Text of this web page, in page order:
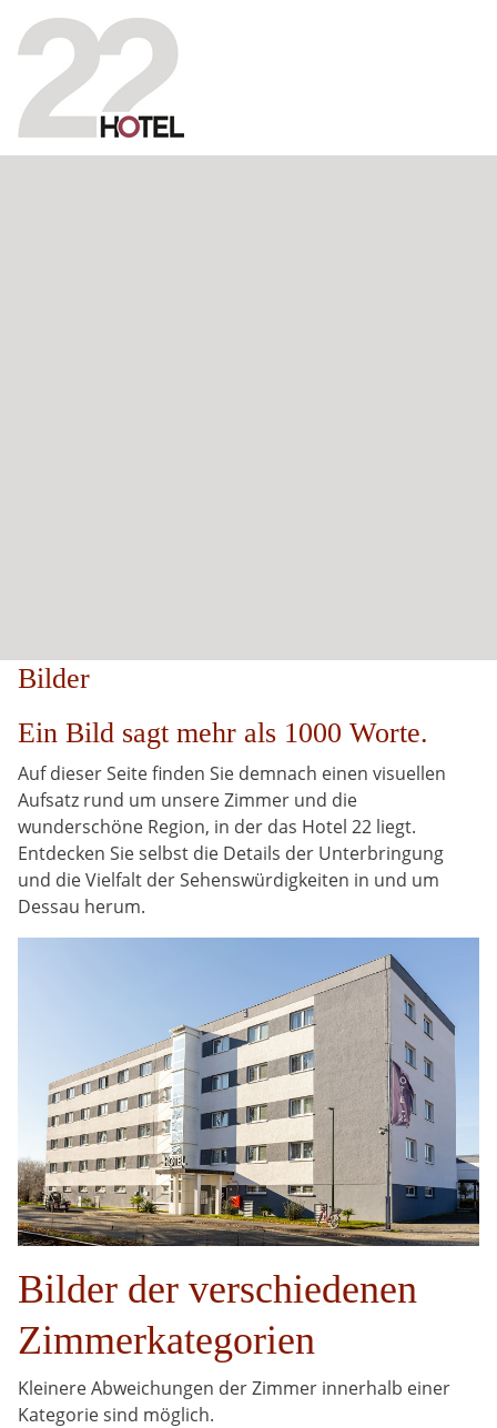
Bilder
Ein Bild sagt mehr als 1000 Worte.
Auf dieser Seite finden Sie demnach einen visuellen
Aufsatz rund um unsere Zimmer und die
wunderschöne Region, in der das Hotel 22 liegt.
Entdecken Sie selbst die Details der Unterbringung
und die Vielfalt der Sehenswürdigkeiten in und um
Dessau herum.
Bilder der verschiedenen
Zimmerkategorien
Kleinere Abweichungen der Zimmer innerhalb einer
Kategorie sind möglich.